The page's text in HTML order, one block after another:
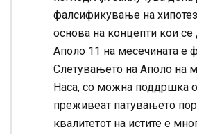
фалсификување на
основа на концепти кои
Аполо 11 на месечината е
Слетувањето на Аполо на
Наса, со можна поддршка
преживеат патувањето
квалитетот на истите е